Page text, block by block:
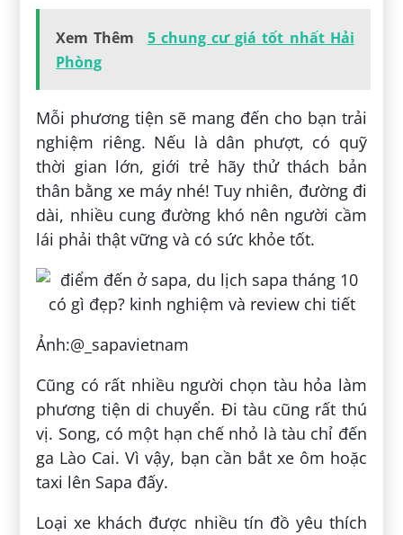
Xem Thêm
5 chung cư giá tốt nhất Hải
Phòng
Mỗi phương tiện sẽ mang đến cho bạn trải
nghiệm riêng. Nếu là dân phượt, có quỹ
thời gian lớn, giới trẻ hãy thử thách bản
thân bằng xe máy nhé! Tuy nhiên, đường đi
dài, nhiều cung đường khó nên người cầm
lái phải thật vững và có sức khỏe tốt.
Ảnh:@_sapavietnam
Cũng có rất nhiều người chọn tàu hỏa làm
phương tiện di chuyển. Đi tàu cũng rất thú
vị. Song, có một hạn chế nhỏ là tàu chỉ đến
ga Lào Cai. Vì vậy, bạn cần bắt xe ôm hoặc
taxi lên Sapa đấy.
Loại xe khách được nhiều tín đồ yêu thích